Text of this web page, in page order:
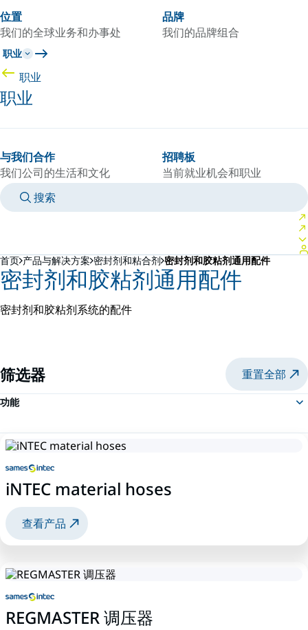
位置
我们的全球业务和办事处
品牌
我们的品牌组合
职业
职业
职业
与我们合作
我们公司的生活和文化
招聘板
当前就业机会和职业
搜索
首页 产品与解决方案 密封剂和粘合剂 密封剂和胶粘剂通用配件
密封剂和胶粘剂通用配件
密封剂和胶粘剂系统的配件
筛选器 重置全部
功能
iNTEC material hoses
查看产品
REGMASTER 调压器